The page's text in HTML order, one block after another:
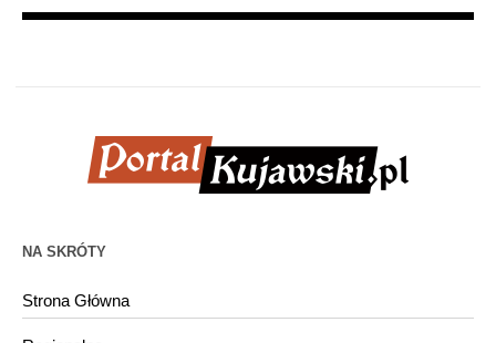
NA SKRÓTY
Strona Główna